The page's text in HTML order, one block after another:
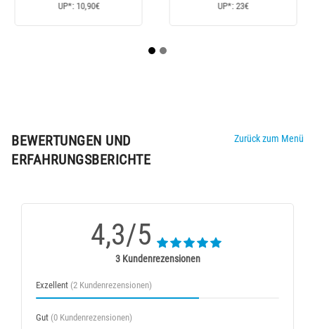
UP*: 13€ UP*: 13€
BEWERTUNGEN UND
ERFAHRUNGSBERICHTE
Zurück zum Menü
4,3/5
3 Kundenrezensionen
Exzellent (2 Kundenrezensionen)
Gut (0 Kundenrezensionen)